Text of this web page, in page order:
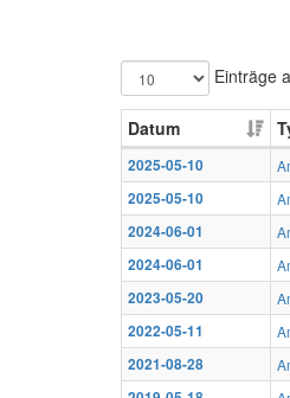
Einträge
Datum
2025-05-10
2025-05-10
2024-06-01
2024-06-01
2023-05-20
2022-05-11
2021-08-28